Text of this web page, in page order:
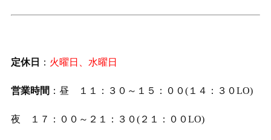
定休日 ： 火曜日、水曜日
営業時間 ：昼 １１：３０～１５：００(１４：３０LO)
夜 １７：００～２１：３０(２１：００LO)